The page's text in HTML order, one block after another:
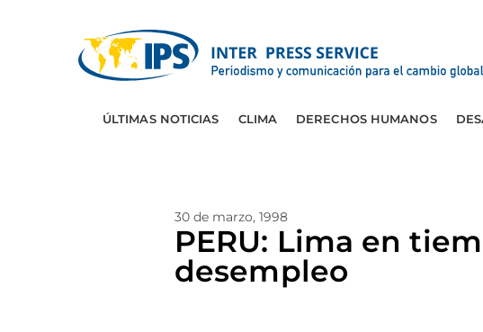
ÚLTIMAS NOTICIAS CLIMA DERECHOS HUMANOS
30 de marzo, 1998
PERU: Lima en
desempleo